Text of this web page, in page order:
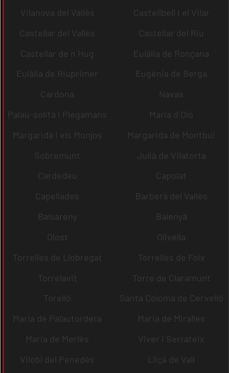
Vilanova del Vallès
Castellbell i el Vilar
Castellar del Vallès
Castellar del Riu
Castellar de n´Hug
Eulàlia de Ronçana
Eulàlia de Riuprimer
Eugènia de Berga
Cardona
Navas
Palau-solità i Plegamans
Maria d´Oló
Margarida i els Monjos
Margarida de Montbui
Sobremunt
Julià de Vilatorta
Cardedeu
Capolat
Capellades
Barberà del Vallès
Balsareny
Balenyà
Olost
Olivella
Torrelles de Llobregat
Torrelles de Foix
Torrelavit
Torre de Claramunt
Torelló
Santa Coloma de Cervelló
Maria de Palautordera
Maria de Miralles
Maria de Merlès
Viver i Serrateix
Vilobí del Penedès
Lliçà de Vall